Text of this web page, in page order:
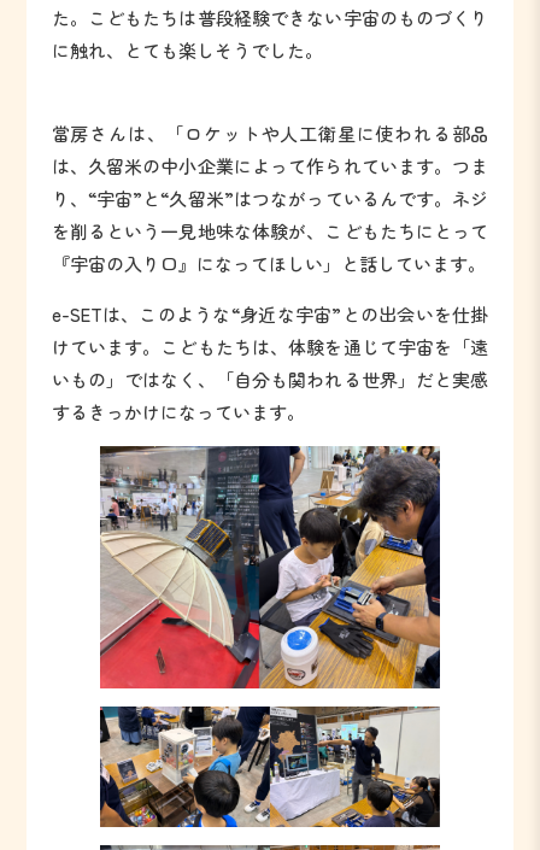
た。こどもたちは普段経験できない宇宙のものづくり
に触れ、とても楽しそうでした。
當房さんは、「ロケットや人工衛星に使われる部品
は、久留米の中小企業によって作られています。つま
り、“宇宙”と“久留米”はつながっているんです。ネジ
を削るという一見地味な体験が、こどもたちにとって
『宇宙の入り口』になってほしい」と話しています。
e-SETは、このような“身近な宇宙”との出会いを仕掛
けています。こどもたちは、体験を通じて宇宙を「遠
いもの」ではなく、「自分も関われる世界」だと実感
するきっかけになっています。